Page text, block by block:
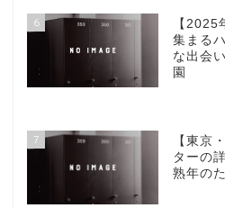
6
【2025
集まる
な出会
園
7
【東京
ターの
熟年の